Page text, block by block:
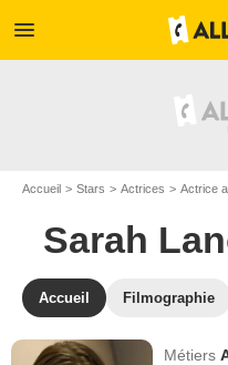
menu
Accueil Stars Actrices Actrice
Sarah
Accueil Filmographie
Métiers